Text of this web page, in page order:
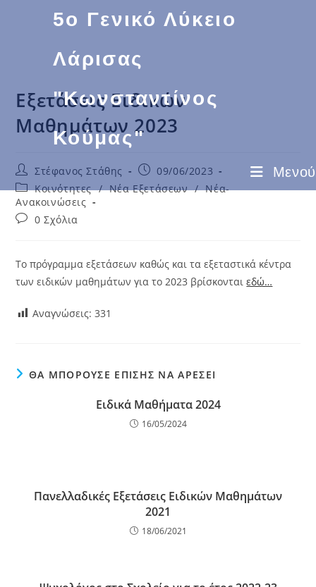
5ο Γενικό Λύκειο
Λάρισας
"Κωνσταντίνος
Κούμας"
Μενού
Εξετάσεις Ειδικών
Μαθημάτων 2023
Μετά
συγγραφέας:
Στέφανος Στάθης
Post
δημοσίευσε:
09/06/2023
Μετά
την
κατηγορία:
Κοινότητες / Νέα Εξετάσεων / Νέα-
Ανακοινώσεις
Μετά0 Σχόλια
Το πρόγραμμα εξετάσεων καθώς και τα εξεταστικά κέντρα
των ειδικών μαθημάτων για το 2023 βρίσκονταιεδώ…
Αναγνώσεις:331
ΘΑ ΜΠΟΡΟΎΣΕ ΕΠΊΣΗΣ ΝΑ ΑΡΈΣΕΙ
Ειδικά Μαθήματα 2024
16/05/2024
Πανελλαδικές Εξετάσεις Ειδικών Μαθημάτων
2021
18/06/2021